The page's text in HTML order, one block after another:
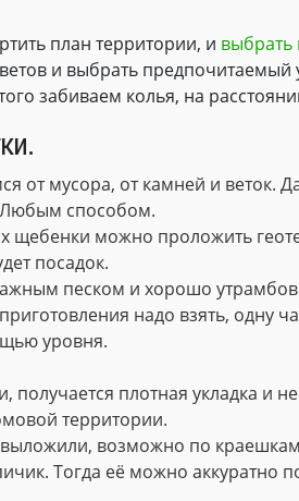
план территории, и выбрать
и выбрать предпочитаемый
забиваем колья, на
от мусора, от камней и веток.
способом.
можно проложить
посадок.
песком и хорошо
надо взять, одну
уровня.
получается плотная укладка и
территории.
возможно по краешкам
Тогда её можно аккуратно